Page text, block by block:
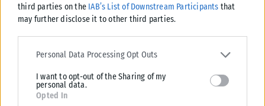
third parties on the IAB’s List of Downstream Participants that
may further disclose it to other third parties.
Please note that this website/app uses one or more Google
services and may gather and store information including but not
deny consent to Google and its third-party tags to use your data
for below specified purposes in below Google consent section.
Personal Data Processing Opt Outs
I want to opt-out of the Sharing of my
personal data.
Opted In
Η ταινία, σε σκηνοθεσία Μάικ Νιούελ, δεν περιορίζεται στην
ιστορική αναπαράσταση, αλλά επιχειρεί να αναδείξει τις
ψυχολογικές και ανθρώπινες διαστάσεις πίσω από έναν από
τους πιο πολυσυζητημένους έρωτες του 20ού αιώνα.